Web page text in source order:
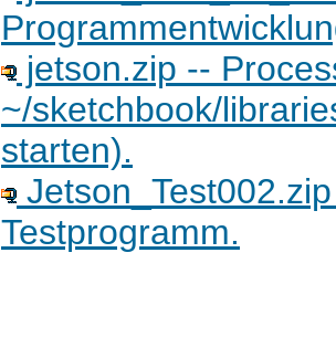
jetson.zip --
~/sketchbook/
starten).
Testprogramm.